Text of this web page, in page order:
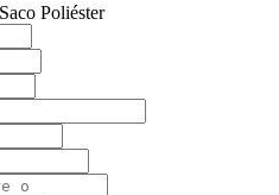
Poliéster